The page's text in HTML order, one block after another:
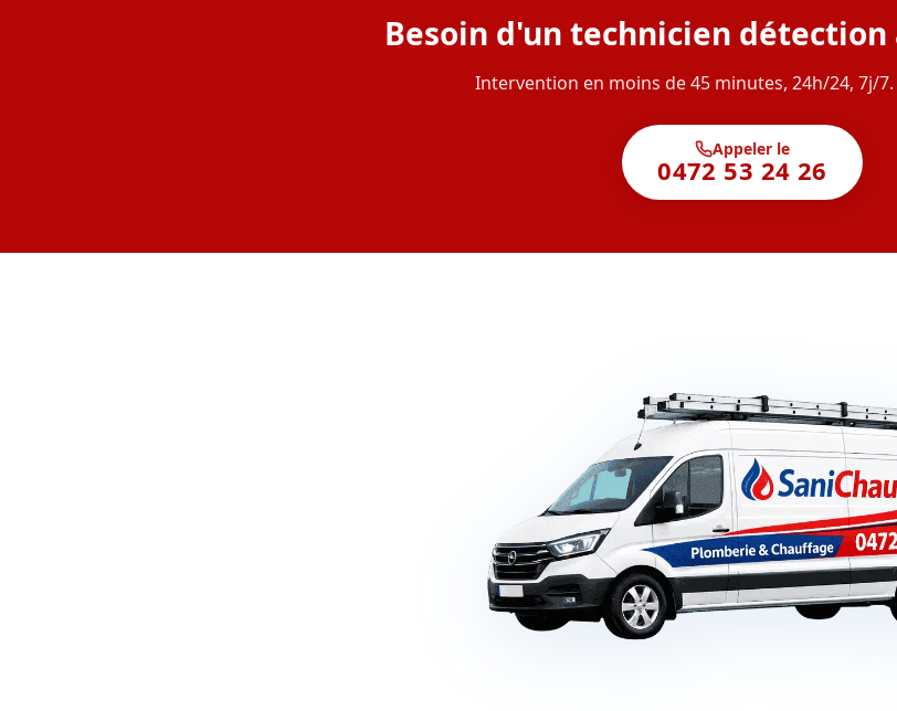
Besoin d'un technicien détection
Intervention en moins de 45 minutes, 24h/24, 7j/
Appeler le
0472 53 24 26